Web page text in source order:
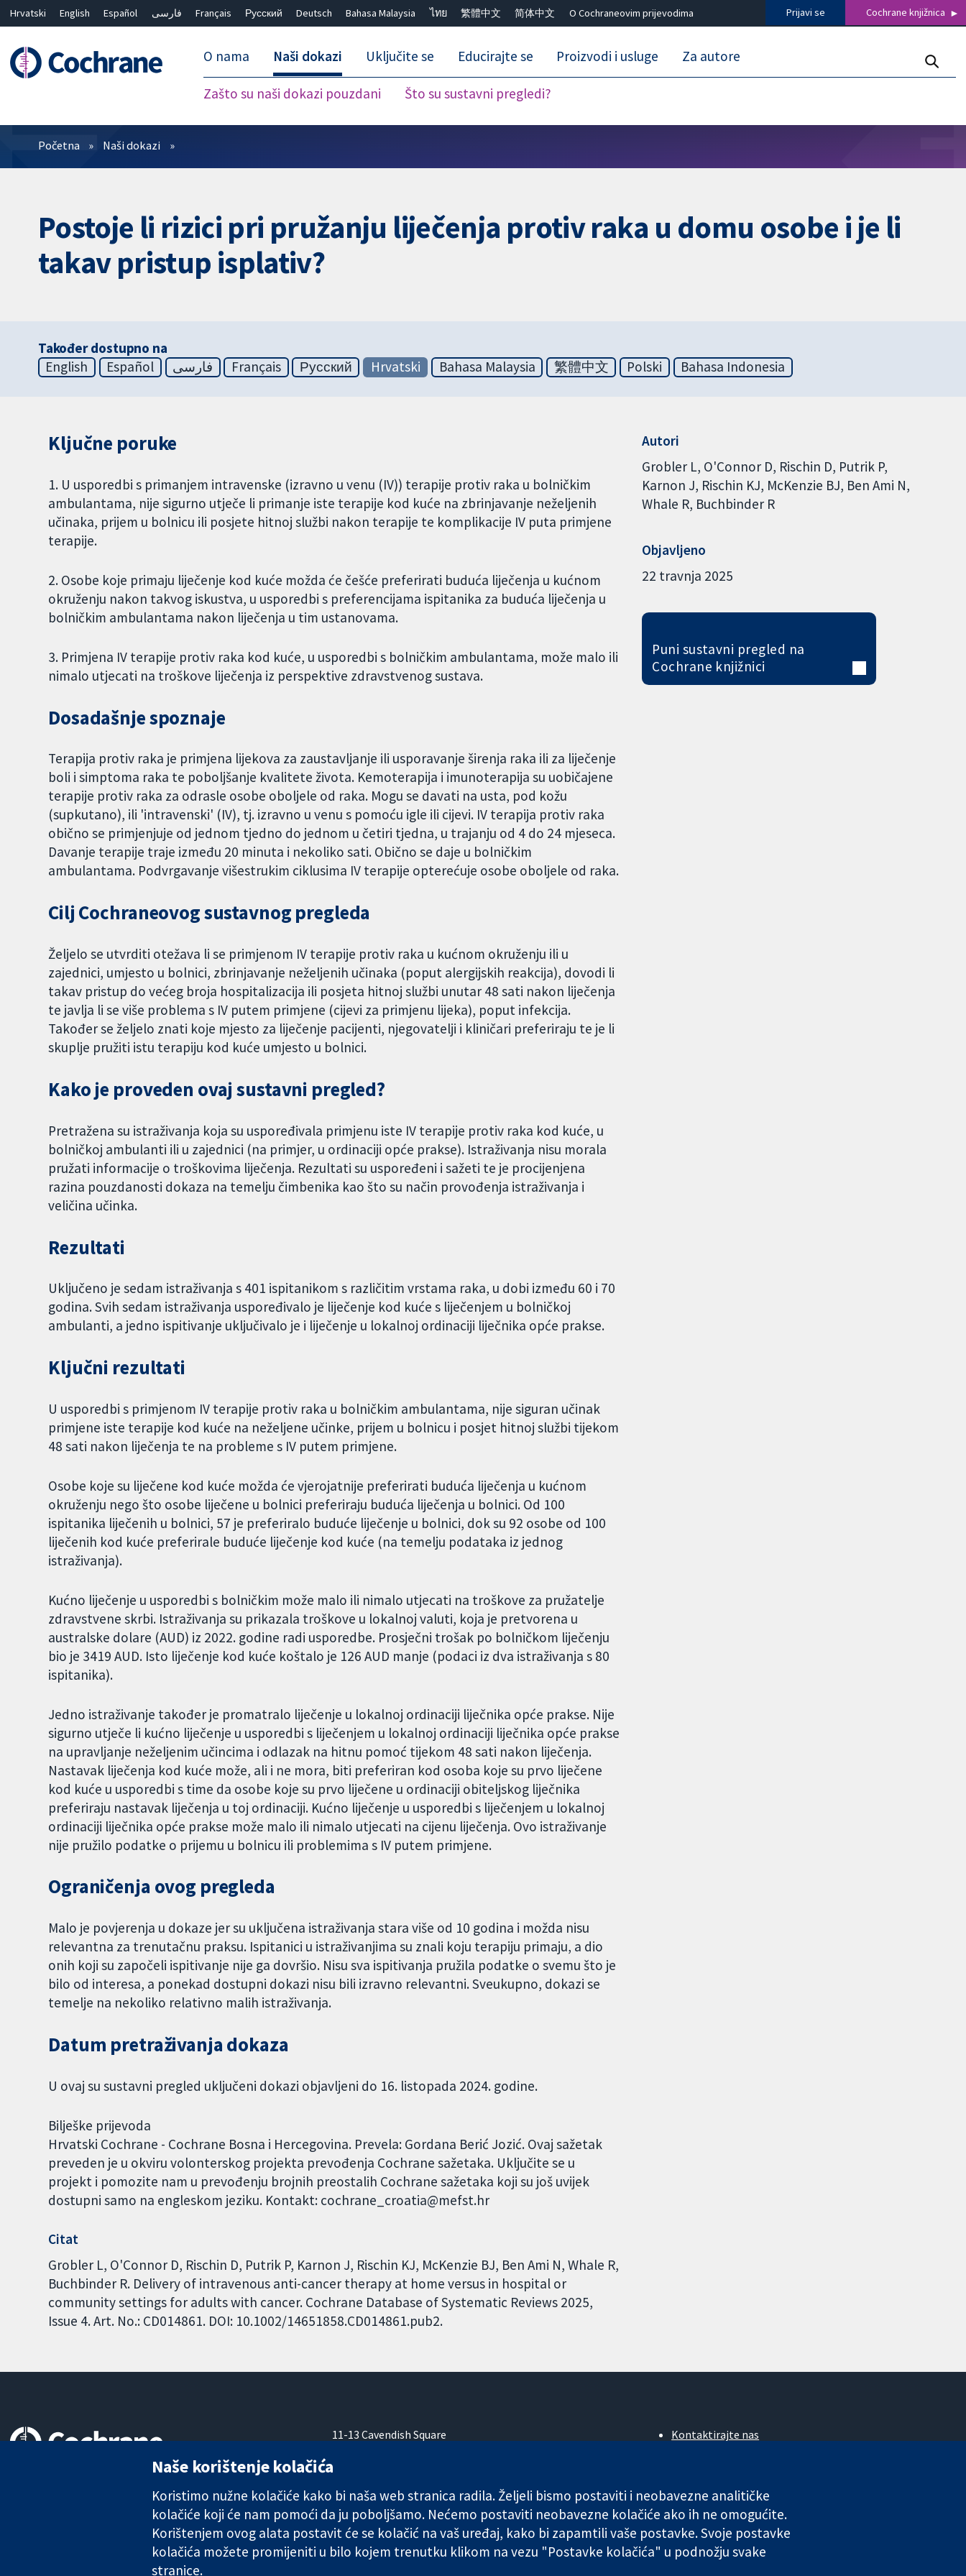
Hrvatski English Español فارسی Français Русский Deutsch Bahasa Malaysia ไทย 繁體中文 简体中文 O Cochraneovim prijevodima Prijavi se Cochrane knjižnica
O nama Naši dokazi
Zašto su naši dokazi pouzdani Što su sustavni pregledi?
Uključite se Educirajte se Proizvodi i usluge Za autore
Prečistači
Početna Naši dokazi
Postoje li rizici pri pružanju liječenja protiv raka u domu osobe i je li
takav pristup isplativ?
Također dostupno na
English
Español فارسی Français Русский Hrvatski Bahasa Malaysia 繁體中文 Polski Bahasa Indonesia
Ključne poruke
1. U usporedbi s primanjem intravenske (izravno u venu (IV)) terapije protiv raka u bolničkim
ambulantama, nije sigurno utječe li primanje iste terapije kod kuće na zbrinjavanje neželjenih
učinaka, prijem u bolnicu ili posjete hitnoj službi nakon terapije te komplikacije IV puta primjene
terapije.
2. Osobe koje primaju liječenje kod kuće možda će češće preferirati buduća liječenja u kućnom
okruženju nakon takvog iskustva, u usporedbi s preferencijama ispitanika za buduća liječenja u
bolničkim ambulantama nakon liječenja u tim ustanovama.
3. Primjena IV terapije protiv raka kod kuće, u usporedbi s bolničkim ambulantama, može malo ili
nimalo utjecati na troškove liječenja iz perspektive zdravstvenog sustava.
Dosadašnje spoznaje
Terapija protiv raka je primjena lijekova za zaustavljanje ili usporavanje širenja raka ili za liječenje
boli i simptoma raka te poboljšanje kvalitete života. Kemoterapija i imunoterapija su uobičajene
terapije protiv raka za odrasle osobe oboljele od raka. Mogu se davati na usta, pod kožu
(supkutano), ili 'intravenski' (IV), tj. izravno u venu s pomoću igle ili cijevi. IV terapija protiv raka
obično se primjenjuje od jednom tjedno do jednom u četiri tjedna, u trajanju od 4 do 24 mjeseca.
Davanje terapije traje između 20 minuta i nekoliko sati. Obično se daje u bolničkim
ambulantama. Podvrgavanje višestrukim ciklusima IV terapije opterećuje osobe oboljele od raka.
Cilj Cochraneovog sustavnog pregleda
Željelo se utvrditi otežava li se primjenom IV terapije protiv raka u kućnom okruženju ili u
zajednici, umjesto u bolnici, zbrinjavanje neželjenih učinaka (poput alergijskih reakcija), dovodi li
takav pristup do većeg broja hospitalizacija ili posjeta hitnoj službi unutar 48 sati nakon liječenja
te javlja li se više problema s IV putem primjene (cijevi za primjenu lijeka), poput infekcija.
Također se željelo znati koje mjesto za liječenje pacijenti, njegovatelji i kliničari preferiraju te je li
skuplje pružiti istu terapiju kod kuće umjesto u bolnici.
Kako je proveden ovaj sustavni pregled?
Pretražena su istraživanja koja su uspoređivala primjenu iste IV terapije protiv raka kod kuće, u
bolničkoj ambulanti ili u zajednici (na primjer, u ordinaciji opće prakse). Istraživanja nisu morala
pružati informacije o troškovima liječenja. Rezultati su uspoređeni i sažeti te je procijenjena
razina pouzdanosti dokaza na temelju čimbenika kao što su način provođenja istraživanja i
veličina učinka.
Rezultati
Uključeno je sedam istraživanja s 401 ispitanikom s različitim vrstama raka, u dobi između 60 i 70
godina. Svih sedam istraživanja uspoređivalo je liječenje kod kuće s liječenjem u bolničkoj
ambulanti, a jedno ispitivanje uključivalo je i liječenje u lokalnoj ordinaciji liječnika opće prakse.
Ključni rezultati
U usporedbi s primjenom IV terapije protiv raka u bolničkim ambulantama, nije siguran učinak
primjene iste terapije kod kuće na neželjene učinke, prijem u bolnicu i posjet hitnoj službi tijekom
48 sati nakon liječenja te na probleme s IV putem primjene.
Osobe koje su liječene kod kuće možda će vjerojatnije preferirati buduća liječenja u kućnom
okruženju nego što osobe liječene u bolnici preferiraju buduća liječenja u bolnici. Od 100
ispitanika liječenih u bolnici, 57 je preferiralo buduće liječenje u bolnici, dok su 92 osobe od 100
liječenih kod kuće preferirale buduće liječenje kod kuće (na temelju podataka iz jednog
istraživanja).
Kućno liječenje u usporedbi s bolničkim može malo ili nimalo utjecati na troškove za pružatelje
zdravstvene skrbi. Istraživanja su prikazala troškove u lokalnoj valuti, koja je pretvorena u
australske dolare (AUD) iz 2022. godine radi usporedbe. Prosječni trošak po bolničkom liječenju
bio je 3419 AUD. Isto liječenje kod kuće koštalo je 126 AUD manje (podaci iz dva istraživanja s 80
ispitanika).
Jedno istraživanje također je promatralo liječenje u lokalnoj ordinaciji liječnika opće prakse. Nije
sigurno utječe li kućno liječenje u usporedbi s liječenjem u lokalnoj ordinaciji liječnika opće prakse
na upravljanje neželjenim učincima i odlazak na hitnu pomoć tijekom 48 sati nakon liječenja.
Nastavak liječenja kod kuće može, ali i ne mora, biti preferiran kod osoba koje su prvo liječene
kod kuće u usporedbi s time da osobe koje su prvo liječene u ordinaciji obiteljskog liječnika
preferiraju nastavak liječenja u toj ordinaciji. Kućno liječenje u usporedbi s liječenjem u lokalnoj
ordinaciji liječnika opće prakse može malo ili nimalo utjecati na cijenu liječenja. Ovo istraživanje
nije pružilo podatke o prijemu u bolnicu ili problemima s IV putem primjene.
Ograničenja ovog pregleda
Malo je povjerenja u dokaze jer su uključena istraživanja stara više od 10 godina i možda nisu
relevantna za trenutačnu praksu. Ispitanici u istraživanjima su znali koju terapiju primaju, a dio
onih koji su započeli ispitivanje nije ga dovršio. Nisu sva ispitivanja pružila podatke o svemu što je
bilo od interesa, a ponekad dostupni dokazi nisu bili izravno relevantni. Sveukupno, dokazi se
temelje na nekoliko relativno malih istraživanja.
Datum pretraživanja dokaza
U ovaj su sustavni pregled uključeni dokazi objavljeni do 16. listopada 2024. godine.
Bilješke prijevoda
Hrvatski Cochrane - Cochrane Bosna i Hercegovina. Prevela: Gordana Berić Jozić. Ovaj sažetak
preveden je u okviru volonterskog projekta prevođenja Cochrane sažetaka. Uključite se u
projekt i pomozite nam u prevođenju brojnih preostalih Cochrane sažetaka koji su još uvijek
dostupni samo na engleskom jeziku. Kontakt: cochrane_croatia@mefst.hr
Citat
Grobler L, O'Connor D, Rischin D, Putrik P, Karnon J, Rischin KJ, McKenzie BJ, Ben Ami N, Whale R,
Buchbinder R. Delivery of intravenous anti-cancer therapy at home versus in hospital or
community settings for adults with cancer. Cochrane Database of Systematic Reviews 2025,
Issue 4. Art. No.: CD014861. DOI: 10.1002/14651858.CD014861.pub2.
Autori
Grobler L O'Connor D Rischin D Putrik P
Karnon J Rischin KJ McKenzie BJ Ben Ami N
Whale R Buchbinder R
Objavljeno
22 travnja 2025
Puni sustavni pregled na
Cochrane knjižnici
11-13 Cavendish Square
W1G 0AN
Kontaktirajte nas
Poslovi
Cochrane Library
The Cochrane Collaboration is a charity (no. 1045921) and a company limited by guarantee (no. 03044323) registered in England & Wales. VAT registration number GB 718 2127 49.
Naše korištenje kolačića
Koristimo nužne kolačiće kako bi naša web stranica radila. Željeli bismo postaviti i neobavezne analitičke
kolačiće koji će nam pomoći da ju poboljšamo. Nećemo postaviti neobavezne kolačiće ako ih ne omogućite.
Korištenjem ovog alata postavit će se kolačić na vaš uređaj, kako bi zapamtili vaše postavke. Svoje postavke
kolačića možete promijeniti u bilo kojem trenutku klikom na vezu "Postavke kolačića" u podnožju svake
stranice.